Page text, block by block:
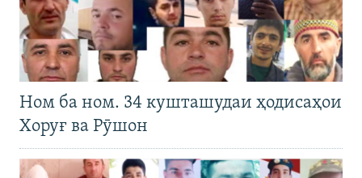
Ном ба ном. 34 кушташудаи ҳодисаҳои
Хоруғ ва Рӯшон